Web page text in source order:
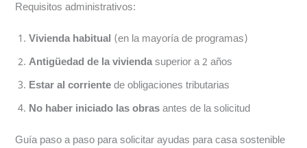
Requisitos administrativos:
Vivienda habitual (en la mayoría de programas)
Antigüedad de la viviendasuperior a 2 años
Estar al corriente de obligaciones tributarias
No haber iniciado las obras antes de la solicitud
Guía paso a paso para solicitar ayudas para casa sostenible